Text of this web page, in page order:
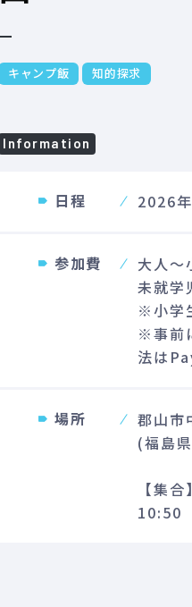
キャンプ飯 知的探求
Information
日程 2026
参加費
大人～
未就学
※小学
※事前
法は
場所
郡山市
(福島
【集合】
10:50